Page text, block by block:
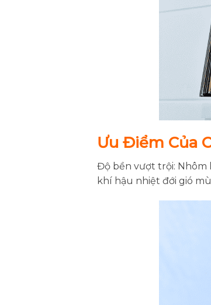
Ưu Điểm Của
Độ bền vượt trội: Nhôm
khí hậu nhiệt đới gió